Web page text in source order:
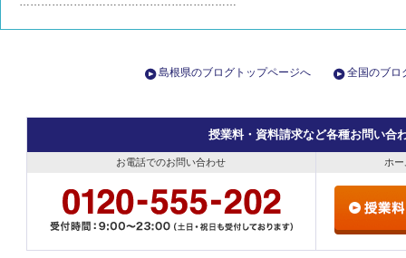
島根県のブログトップページへ 全国のブロ
授業料・資料請求など各種お問い合
お電話でのお問い合わせ ホ